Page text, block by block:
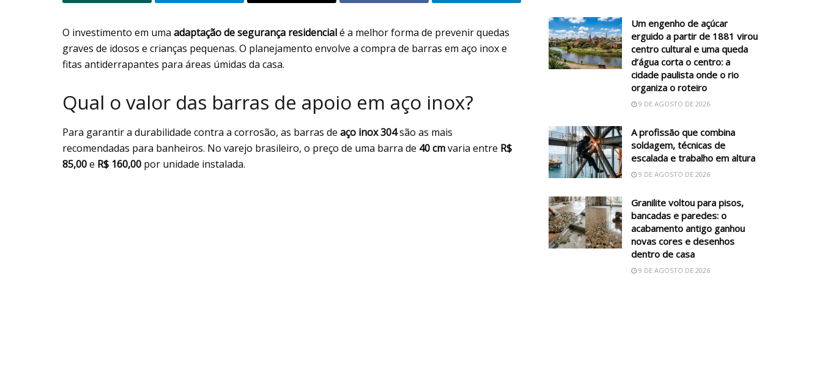
O investimento em uma adaptação de segurança residencialé a melhor forma de prevenir quedas
graves de idosos e crianças pequenas. O planejamento envolve a compra de barras em aço inox e
fitas antiderrapantes para áreas úmidas da casa.
Qual o valor das barras de apoio em aço inox?
Para garantir a durabilidade contra a corrosão, as barras de aço inox 304são as mais
recomendadas para banheiros. No varejo brasileiro, o preço de uma barra de 40 cmvaria entre R$
85,00e R$ 160,00 por unidade instalada.
Um engenho de açúcar
erguido a partir de 1881 virou
centro cultural e uma queda
d’água corta o centro: a
cidade paulista onde o rio
organiza o roteiro
9 DE AGOSTO DE 2026
A profissão que combina
soldagem, técnicas de
escalada e trabalho em altura
9 DE AGOSTO DE 2026
Granilite voltou para pisos,
bancadas e paredes: o
acabamento antigo ganhou
novas cores e desenhos
dentro de casa
9 DE AGOSTO DE 2026